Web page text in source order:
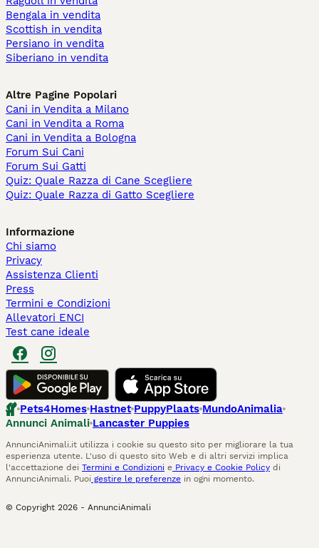
Bengala in vendita
Scottish in vendita
Persiano in vendita
Siberiano in vendita
Altre Pagine Popolari
Cani in Vendita a Milano
Cani in Vendita a Roma
Cani in Vendita a Bologna
Forum Sui Cani
Forum Sui Gatti
Quiz: Quale Razza di Cane Scegliere
Quiz: Quale Razza di Gatto Scegliere
Informazione
Chi siamo
Privacy
Assistenza Clienti
Press
Termini e Condizioni
Allevatori ENCI
Test cane ideale
Pets4Homes Hastnet PuppyPlaats MundoAnimalia
Annunci Animali Lancaster Puppies
AnnunciAnimali.it utilizza i cookie su questo sito per migliorare la tua
esperienza utente. L'uso di questo sito Web e di altri servizi implica
l'accettazione dei Termini e Condizioni e Privacy e Cookie Policy di
AnnunciAnimali. Puoi gestire le preferenze in ogni momento.
© Copyright 2026 - AnnunciAnimali